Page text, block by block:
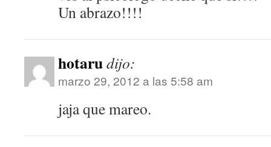
Un abrazo!!!!
hotarudijo:
marzo 29, 2012 a las 5:58 am
jaja que mareo.